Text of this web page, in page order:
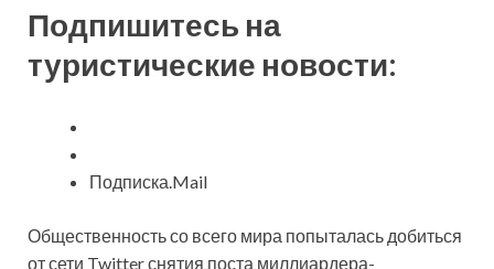
Подпишитесь на
туристические новости:
Подписка.Mail
Общественность со всего мира попыталась добиться
от сети Twitter снятия поста миллиардера-